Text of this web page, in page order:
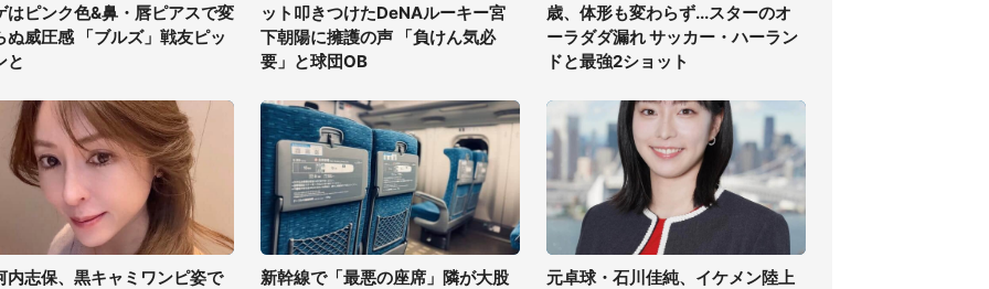
はピンク色&鼻・唇ピアスで変
ぬ威圧感 「ブルズ」戦友ピッ
と
ット叩きつけたDeNAルーキー宮
下朝陽に擁護の声 「負けん気必
要」と球団OB
歳、体形も変わらず...スターのオ
ーラダダ漏れ サッカー・ハーラン
ドと最強2ショット
内志保、黒キャミワンピ姿で
新幹線で「最悪の座席」隣が大股
元卓球・石川佳純、イケメン陸上